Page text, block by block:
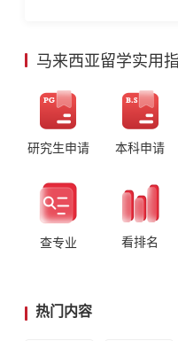
马来西亚留学实用
研究生申请 本科申请
查专业 看排名
热门内容